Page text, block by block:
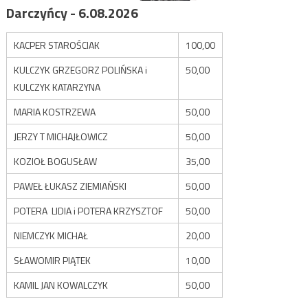
Darczyńcy - 6.08.2026
KACPER STAROŚCIAK
100,00
KULCZYK GRZEGORZ POLIŃSKA i
KULCZYK KATARZYNA
50,00
MARIA KOSTRZEWA
50,00
JERZY T MICHAJŁOWICZ
50,00
KOZIOŁ BOGUSŁAW
35,00
PAWEŁ ŁUKASZ ZIEMIAŃSKI
50,00
POTERA LIDIA i POTERA KRZYSZTOF
50,00
NIEMCZYK MICHAŁ
20,00
SŁAWOMIR PIĄTEK
10,00
KAMIL JAN KOWALCZYK
50,00